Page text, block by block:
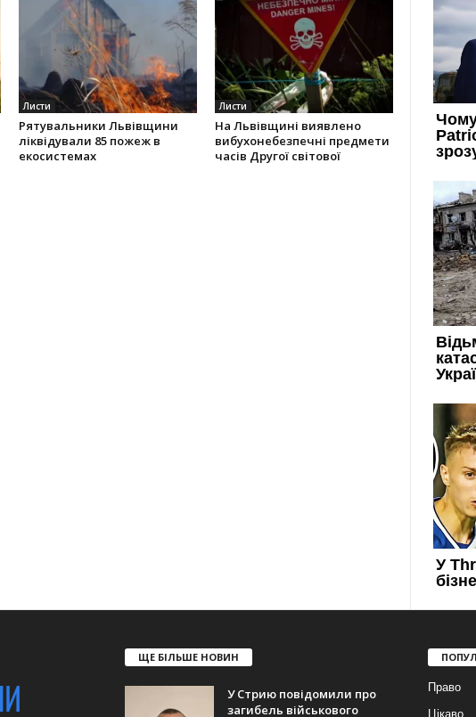
Листи
Рятувальники Львівщини
ліквідували 85 пожеж в
екосистемах
Листи
На Львівщині виявлено
вибухонебезпечні предмети
часів Другої світової
ЩЕ БІЛЬШЕ НОВИН
У Стрию повідомили про
загибель військового
Право
Цікаво